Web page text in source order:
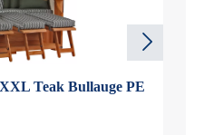
Teak Bullauge PE